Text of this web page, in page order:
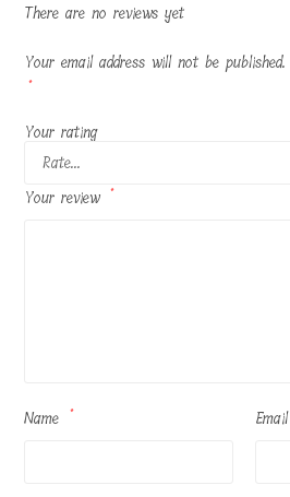
There are no reviews yet
Your email address will not be published.
*
Your rating
Your review *
Name * Email